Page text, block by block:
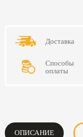
Доставка
Способы
оплаты
ОПИСАНИЕ